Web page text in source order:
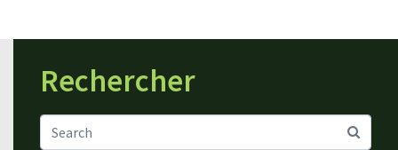
Rechercher